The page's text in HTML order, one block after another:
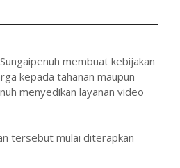
membuat kebijakan
kepada tahanan maupun
menyedikan layanan video
tersebut mulai diterapkan